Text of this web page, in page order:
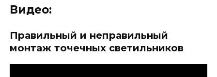
Видео:
Правильный и неправильный
монтаж точечных светильников